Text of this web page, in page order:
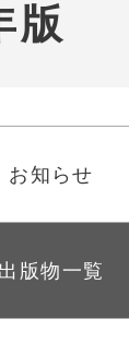
版
お知らせ
出版物一覧